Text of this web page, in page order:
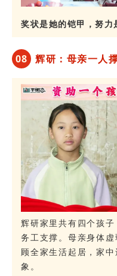
奖状是她的铠甲，努力
08 辉研：母亲一人
辉研家里共有四个孩
务工支撑。母亲身体
顾全家生活起居，家
象。